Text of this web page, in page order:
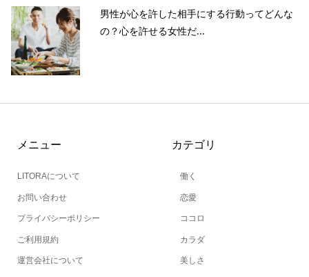
男性が心を許した相手にする行動ってどんな
の？心を許せる女性だ...
メニュー
LITORAについて
お問い合わせ
プライバシーポリシー
ご利用規約
運営会社について
カテゴリ
働く
恋愛
ココロ
カラダ
美しさ